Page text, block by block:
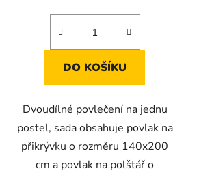
DO KOŠÍKU
Dvoudílné povlečení na jednu
postel, sada obsahuje povlak na
přikrývku o rozměru 140x200
cm a povlak na polštář o